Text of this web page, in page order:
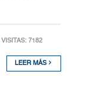
VISITAS: 7182
LEER MÁS